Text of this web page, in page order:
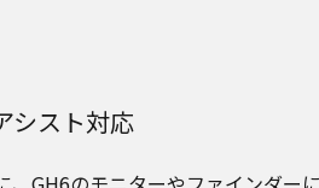
シスト対応